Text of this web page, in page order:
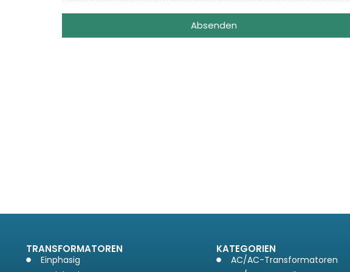
Absenden
TRANSFORMATOREN
Einphasig
KATEGORIEN
AC/AC-Transformatoren